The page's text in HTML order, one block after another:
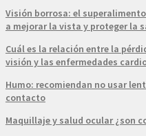
Visión borrosa: el
a mejorar la vista y proteger la
Cuál es la relación entre la
visión y las enfermedades
Humo: recomiendan no usar
contacto
Maquillaje y salud ocular ¿son